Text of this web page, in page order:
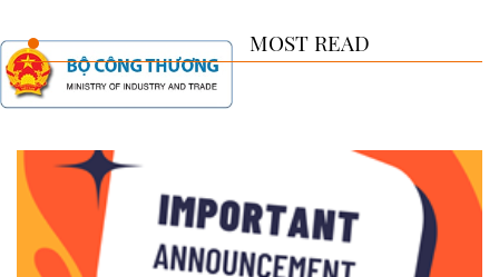
MOST READ